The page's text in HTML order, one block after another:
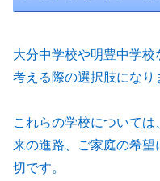
大分中学校や明豊中学
考える際の選択肢になり
これらの学校について
来の進路、ご家庭の希
切です。